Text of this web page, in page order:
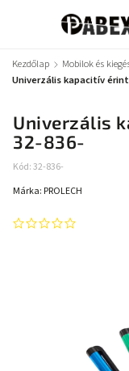
Kezdőlap / Mobilok és
Univerzális kapacitív
Univerzális
32-836-
Kód:32-836-
Márka: PROLECH